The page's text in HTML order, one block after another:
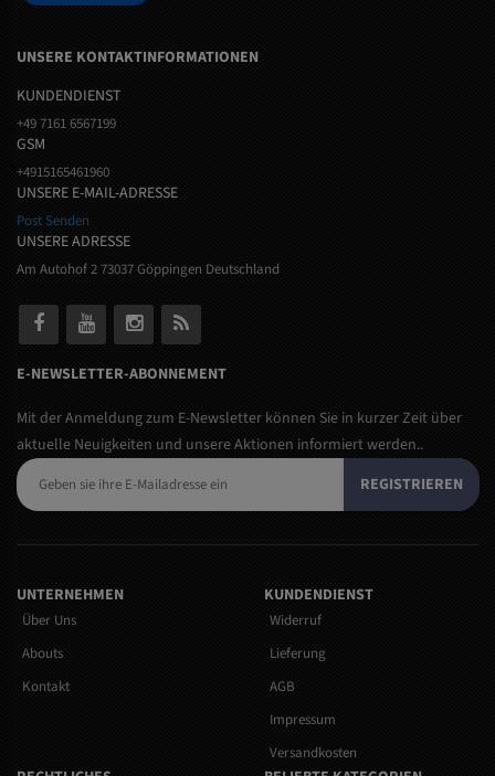
UNSERE KONTAKTINFORMATIONEN
KUNDENDIENST
+49 7161 6567199
GSM
+4915165461960
UNSERE E-MAIL-ADRESSE
Post Senden
UNSERE ADRESSE
Am Autohof 2 73037 Göppingen Deutschland
E-NEWSLETTER-ABONNEMENT
Mit der Anmeldung zum E-Newsletter können Sie in kurzer Zeit über
aktuelle Neuigkeiten und unsere Aktionen informiert werden..
REGISTRIEREN
UNTERNEHMEN
Über Uns
Abouts
Kontakt
KUNDENDIENST
Widerruf
Lieferung
AGB
Impressum
Versandkosten